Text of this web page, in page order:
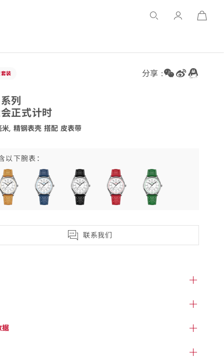
Open
分享 :
套装
系列
正式计时
, 精钢表壳 搭配 皮表带
以下腕表：
联系我们
据